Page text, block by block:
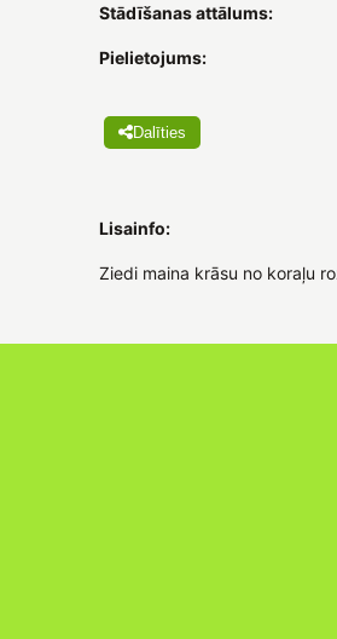
Stādīšanas attālums:
Pielietojums:
Dalīties
Lisainfo:
Ziedi maina krāsu no koraļu